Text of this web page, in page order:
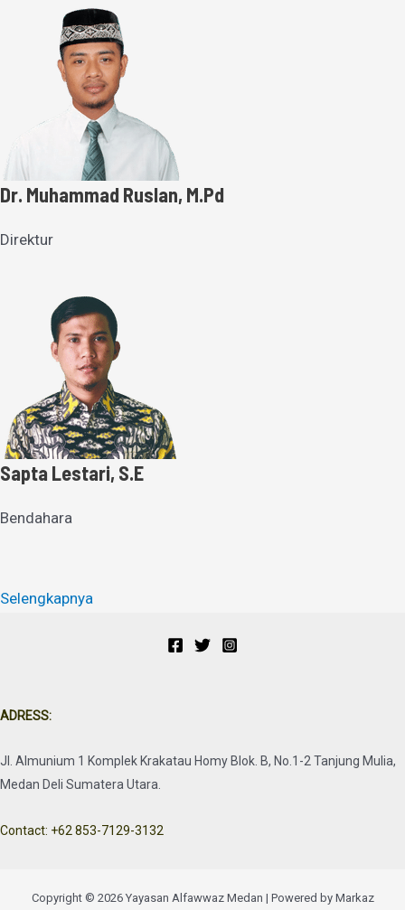
Dr. Muhammad Ruslan, M.Pd
Direktur
Sapta Lestari, S.E
Bendahara
Selengkapnya
ADRESS:
Jl. Almunium 1 Komplek Krakatau Homy Blok. B, No.1-2 Tanjung Mulia,
Medan Deli Sumatera Utara.
Contact: +62 853-7129-3132
Copyright © 2026 Yayasan Alfawwaz Medan | Powered by Markaz